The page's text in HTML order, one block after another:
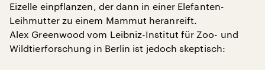
Eizelle einpflanzen, der dann in einer Elefanten-
Leihmutter zu einem Mammut heranreift.
Alex Greenwood vom Leibniz-Institut für Zoo- und
Wildtierforschung in Berlin ist jedoch skeptisch: